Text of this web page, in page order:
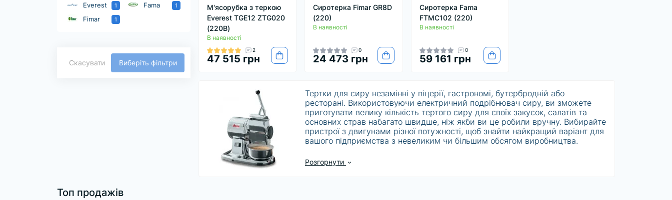
Everest 1 Fama 1
Fimar 1
Скасувати Виберіть фільтри
М'ясорубка з теркою
Everest TGE12 ZTG020
(220В)
В наявності
2
47 515 грн
Сиротерка Fimar GR8D
(220)
В наявності
0
24 473 грн
Сиротерка Fama
FTMC102 (220)
В наявності
0
59 161 грн
Тертки для сиру незамінні у піцерії, гастрономі, бутербродній або
ресторані. Використовуючи електричний подрібнювач сиру, ви зможете
приготувати велику кількість тертого сиру для своїх закусок, салатів та
основних страв набагато швидше, ніж якби ви це робили вручну. Вибирайте
пристрої з двигунами різної потужності, щоб знайти найкращий варіант для
вашого підприємства з невеликим чи більшим обсягом виробництва.
Розгорнути
Топ продажів